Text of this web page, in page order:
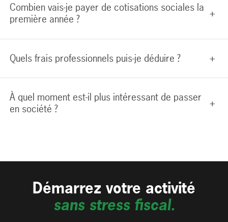
Combien vais-je payer de cotisations sociales la
première année ?
+
Quels frais professionnels puis-je déduire ? +
À quel moment est-il plus intéressant de passer
en société ?
+
Démarrez votre activité
sans stress fiscal.